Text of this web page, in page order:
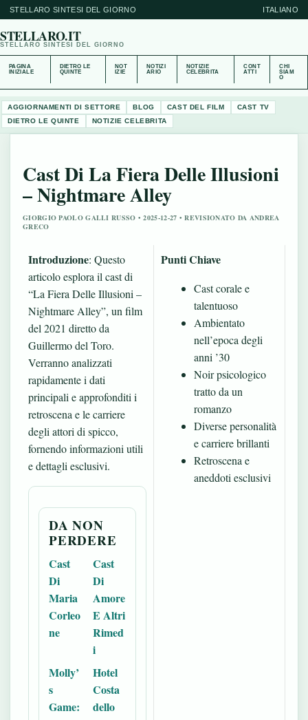
STELLARO SINTESI DEL GIORNO ITALIANO
STELLARO.IT
STELLARO SINTESI DEL GIORNO
PAGINA
INIZIALE
DIETRO LE
QUINTE
NOT
IZIE
NOTIZI
ARIO
NOTIZIE
CELEBRITA
CONT
ATTI
CHI
SIAM
O
AGGIORNAMENTI DI SETTORE BLOG CAST DEL FILM
CAST TV
DIETRO LE QUINTE
NOTIZIE CELEBRITA
Cast Di La Fiera Delle Illusioni
– Nightmare Alley
GIORGIO PAOLO GALLI RUSSO • 2025-12-27 • REVISIONATO DA ANDREA
GRECO
Introduzione: Questo
articolo esplora il cast di
“La Fiera Delle Illusioni –
Nightmare Alley”, un film
del 2021 diretto da
Guillermo del Toro.
Verranno analizzati
rapidamente i dati
principali e approfonditi i
retroscena e le carriere
degli attori di spicco,
fornendo informazioni utili
e dettagli esclusivi.
DA NON
PERDERE
Cast
Di
Maria
Corleo
ne
Cast
Di
Amore
E Altri
Rimed
i
Molly’
s
Game:
Hotel
Costa
dello
Punti Chiave
Cast corale e
talentuoso
Ambientato
nell’epoca degli
anni ’30
Noir psicologico
tratto da un
romanzo
Diverse personalità
e carriere brillanti
Retroscena e
aneddoti esclusivi